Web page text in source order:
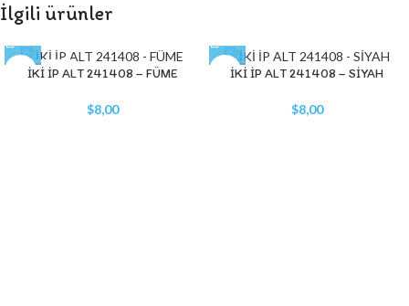
İlgili ürünler
STOK YOK
İKİ İP ALT 241408 – FÜME
$8,00
İKİ İP ALT 241408 – SİYAH
$8,00